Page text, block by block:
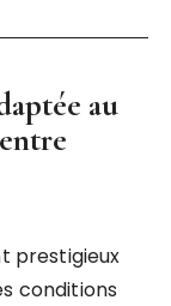
au
prestigieux
conditions